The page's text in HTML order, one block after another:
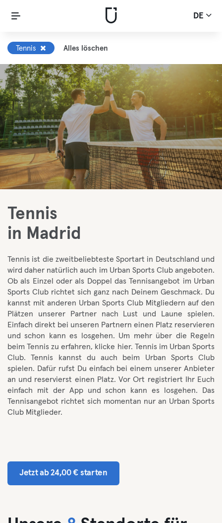
DE
Tennis Alles löschen
Tennis
in Madrid
Tennis ist die zweitbeliebteste Sportart in Deutschland und
wird daher natürlich auch im Urban Sports Club angeboten.
Ob als Einzel oder als Doppel das Tennisangebot im Urban
Sports Club richtet sich ganz nach Deinem Geschmack. Du
kannst mit anderen Urban Sports Club Mitgliedern auf den
Plätzen unserer Partner nach Lust und Laune spielen.
Einfach direkt bei unseren Partnern einen Platz reservieren
und schon kann es losgehen. Um mehr über die Regeln
beim Tennis zu erfahren, klicke hier. Tennis im Urban Sports
Club. Tennis kannst du auch beim Urban Sports Club
spielen. Dafür rufst Du einfach bei einem unserer Anbieter
an und reservierst einen Platz. Vor Ort registriert Ihr Euch
einfach mit der App und schon kann es losgehen. Das
Tennisangebot richtet sich momentan nur an Urban Sports
Club Mitglieder.
Jetzt ab 24,00 € starten